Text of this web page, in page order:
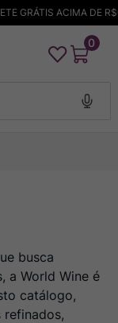
GRÁTIS ACIMA DE
0
busca
a World Wine é
catálogo,
refinados,